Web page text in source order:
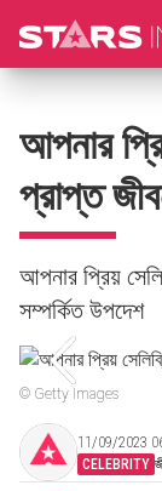
আপনার
প্রাপ্ত
আপনার প্রিয়
সম্পর্কিত উপদেশ
© Getty Images
11/09/2023
CELEBRITY